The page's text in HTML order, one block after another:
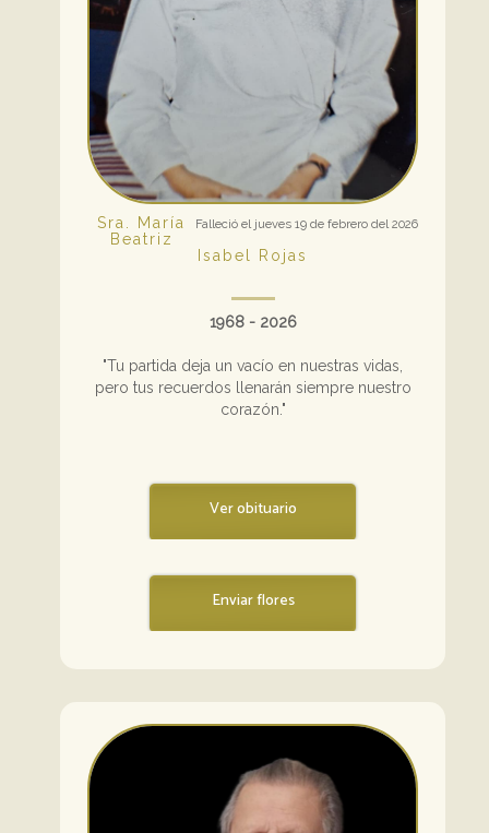
Falleció el jueves 19 de febrero del 2026
Sra. María
Beatriz
Isabel Rojas
1968 - 2026
"Tu partida deja un vacío en nuestras vidas,
pero tus recuerdos llenarán siempre nuestro
corazón."
Ver obituario
Enviar flores